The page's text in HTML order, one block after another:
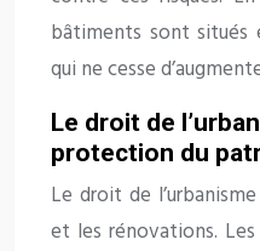
bâtiments sont situés
qui ne cesse
Le droit de
protection du
Le droit de
et les rénovations.